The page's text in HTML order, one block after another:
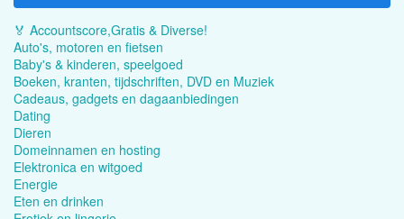
🏅 Accountscore,Gratis & Diverse!
Auto's, motoren en fietsen
Baby's & kinderen, speelgoed
Boeken, kranten, tijdschriften, DVD en Muziek
Cadeaus, gadgets en dagaanbiedingen
Dating
Dieren
Domeinnamen en hosting
Elektronica en witgoed
Energie
Eten en drinken